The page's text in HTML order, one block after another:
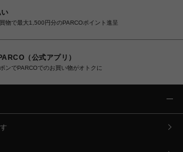
物で最大1,500円分のPARCOポイント進呈
（公式アプリ）
ンでPARCOでのお買い物がオトクに